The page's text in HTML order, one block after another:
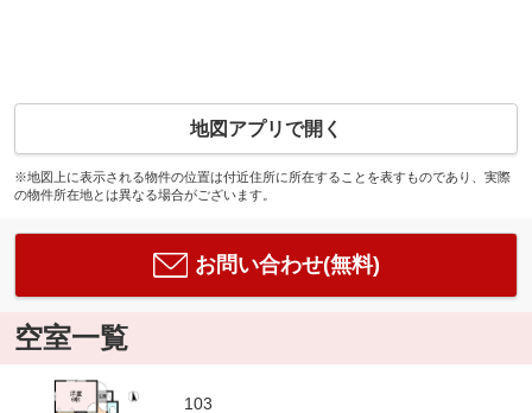
地図アプリで開く
※地図上に表示される物件の位置は付近住所に所在することを表すものであり、実際
の物件所在地とは異なる場合がございます。
お問い合わせ(無料)
空室一覧
103